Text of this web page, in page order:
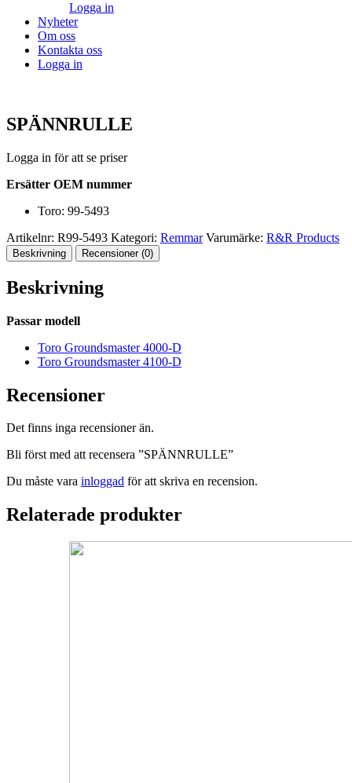
Logga in
Nyheter
Om oss
Kontakta oss
Logga in
SPÄNNRULLE
Logga in för att se priser
Ersätter OEM nummer
Toro: 99-5493
Artikelnr: R99-5493 Kategori: Remmar Varumärke: R&R Products
Beskrivning Recensioner (0)
Beskrivning
Passar modell
Toro Groundsmaster 4000-D
Toro Groundsmaster 4100-D
Recensioner
Det finns inga recensioner än.
Bli först med att recensera ”SPÄNNRULLE”
Du måste vara inloggad för att skriva en recension.
Relaterade produkter